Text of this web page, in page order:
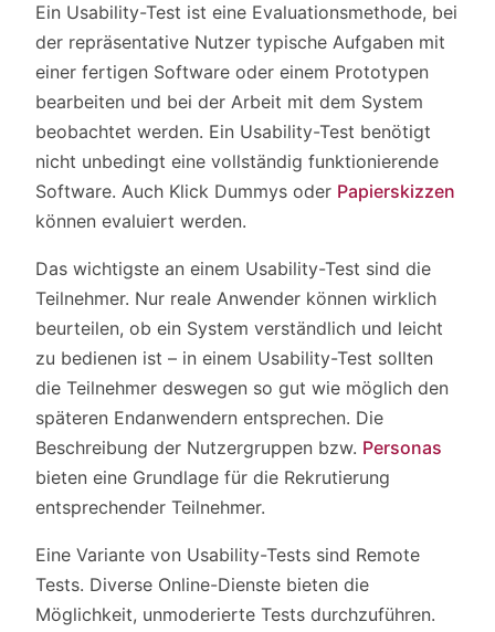
Ein Usability-Test ist eine Evaluationsmethode, bei
der repräsentative Nutzer typische Aufgaben mit
einer fertigen Software oder einem Prototypen
bearbeiten und bei der Arbeit mit dem System
beobachtet werden. Ein Usability-Test benötigt
nicht unbedingt eine vollständig funktionierende
Software. Auch Klick Dummys oder Papierskizzen
können evaluiert werden.
Das wichtigste an einem Usability-Test sind die
Teilnehmer. Nur reale Anwender können wirklich
beurteilen, ob ein System verständlich und leicht
zu bedienen ist – in einem Usability-Test sollten
die Teilnehmer deswegen so gut wie möglich den
späteren Endanwendern entsprechen. Die
Beschreibung der Nutzergruppen bzw. Personas
bieten eine Grundlage für die Rekrutierung
entsprechender Teilnehmer.
Eine Variante von Usability-Tests sind Remote
Tests. Diverse Online-Dienste bieten die
Möglichkeit, unmoderierte Tests durchzuführen.